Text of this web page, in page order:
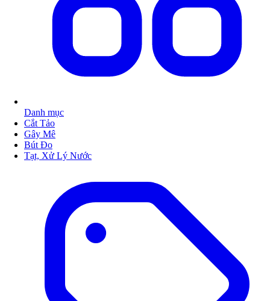
Danh mục
Cắt Tảo
Gây Mê
Bút Đo
Tạt, Xử Lý Nước